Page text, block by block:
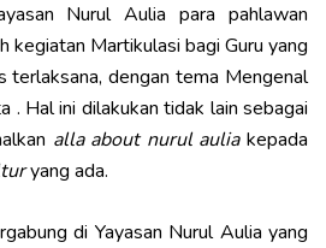
Nurul Aulia para pahlawan
kegiatan Martikulasi bagi Guru yang
terlaksana, dengan tema Mengenal
. Hal ini dilakukan tidak lain sebagai
alla about nurul auliakepada
yang ada.
di Yayasan Nurul Aulia yang